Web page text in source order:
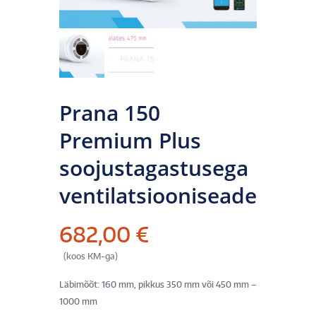
Prana 150
Premium Plus
soojustagastusega
ventilatsiooniseade
682,00 €
(koos KM-ga)
Läbimõõt: 160 mm, pikkus 350 mm või 450 mm –
1000 mm